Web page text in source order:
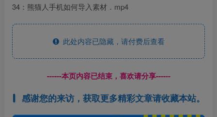
34：熊猫人手机如何导入素材．mp4
此处内容已隐藏，请付费后查看
------本页内容已结束，喜欢请分享------
感谢您的来访，获取更多精彩文章请收藏本站。